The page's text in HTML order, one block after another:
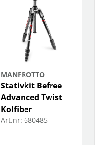
MANFROTTO
Stativkit Befree
Advanced Twist
Kolfiber
Art.nr: 680485